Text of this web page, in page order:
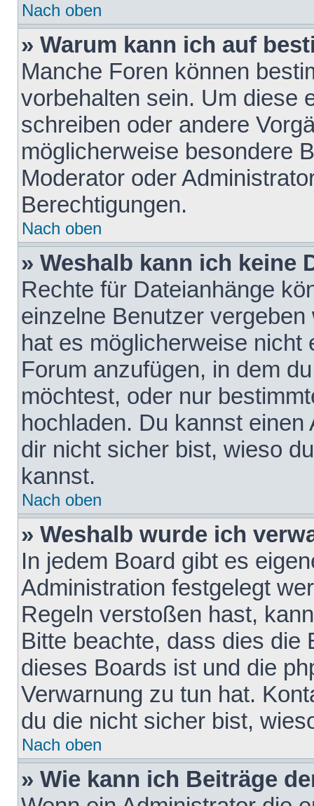
Nach oben
» Warum kann ich auf
Manche Foren können
vorbehalten sein. Um diese
schreiben oder andere
möglicherweise besondere
Moderator oder
Berechtigungen.
Nach oben
» Weshalb kann ich keine
Rechte für Dateianhänge
einzelne Benutzer
hat es möglicherweise nicht
Forum anzufügen, in dem
möchtest, oder nur
hochladen. Du kannst
dir nicht sicher bist, wieso
kannst.
Nach oben
» Weshalb wurde ich
In jedem Board gibt es
Administration festgelegt
Regeln verstoßen hast,
Bitte beachte, dass dies die
dieses Boards ist und die
Verwarnung zu tun hat.
du die nicht sicher bist,
Nach oben
» Wie kann ich Beiträge